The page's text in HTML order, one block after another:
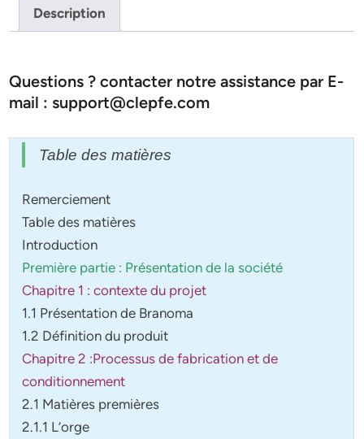
Description
Questions ? contacter notre assistance par E-
mail : support@clepfe.com
Table des matières
Remerciement
Table des matières
Introduction
Première partie : Présentation de la société
Chapitre 1 : contexte du projet
1.1 Présentation de Branoma
1.2 Définition du produit
Chapitre 2 :Processus de fabrication et de
conditionnement
2.1 Matières premières
2.1.1 L’orge